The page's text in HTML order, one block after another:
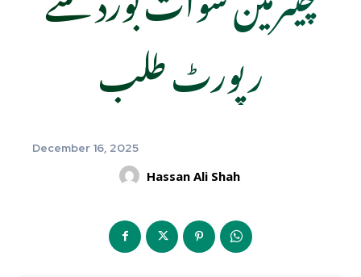
رپورٹ طلب
December 16, 2025
Hassan Ali Shah